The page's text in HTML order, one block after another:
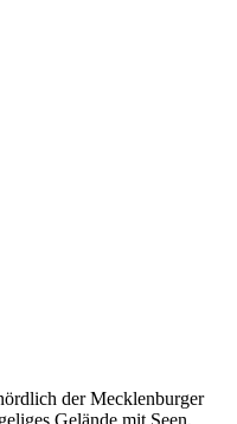
der Mecklenburger
Gelände mit Seen,